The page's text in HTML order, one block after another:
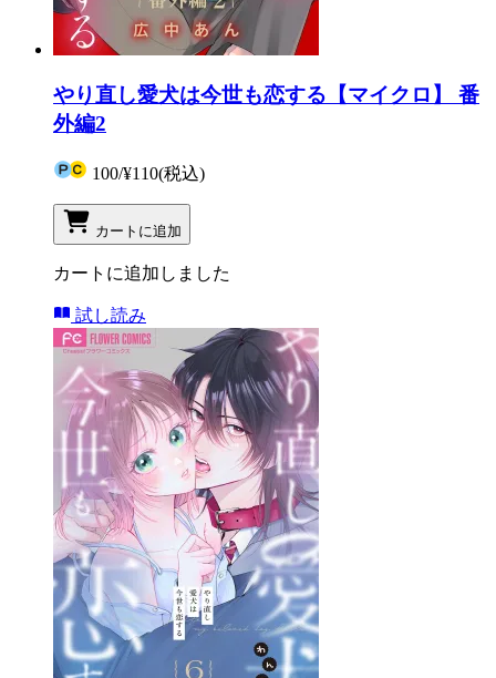
やり直し愛犬は今世も恋する【マイクロ】 番
外編2
100/¥110(税込)
カートに追加
カートに追加しました
試し読み